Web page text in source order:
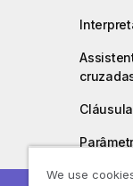
We use